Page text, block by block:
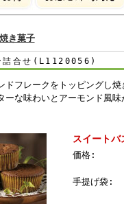
焼き菓子
詰合せ(L1120056)
フレークをトッピングし
ーな味わいとアーモンド風
スイート
価格:
手提げ袋: